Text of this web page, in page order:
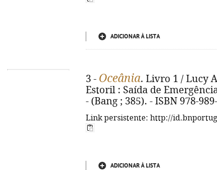
ADICIONAR À LISTA
3 - Oceânia. Livro 1 / Lucy
Estoril : Saída de
- (Bang ; 385). - ISBN 978-
Link persistente: http://
ADICIONAR À LISTA